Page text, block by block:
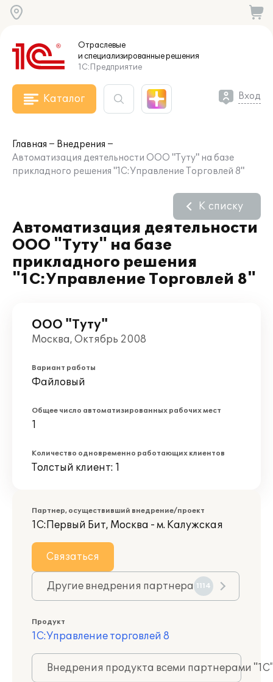
Отраслевые
и специализированныерешения
1С:Предприятие
Каталог Вход
Главная
Внедрения
Автоматизация деятельности ООО "Туту" на базе
прикладного решения "1С:Управление Торговлей 8"
Автоматизация деятельности
ООО "Туту" на базе
прикладного решения
"1С:Управление Торговлей 8"
К списку
ООО "Туту"
Москва, Октябрь 2008
Вариант работы
Файловый
Общее число автоматизированных рабочих мест
1
Количество одновременно работающих клиентов
Толстый клиент: 1
Партнер, осуществивший внедрение/проект
1С:Первый Бит, Москва - м. Калужская
Связаться
Другие внедрения партнера 1114
Продукт
1С:Управление торговлей 8
Внедрения продукта всеми партнерами